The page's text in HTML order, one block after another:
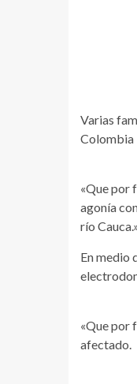
Varias
Colombia
«Que por
agonía
río
En medio
«Que por
afectado.